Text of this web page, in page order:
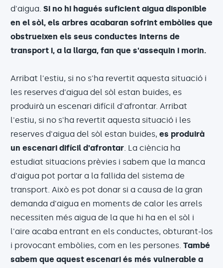
d'aigua. Si no hi hagués suficient aigua disponible
en el sòl, els arbres acabaran sofrint embòlies que
obstrueixen els seus conductes interns de
transport i, a la llarga, fan que s'assequin i morin.
Arribat l'estiu, si no s'ha revertit aquesta situació i
les reserves d'aigua del sòl estan buides, es
produirà un escenari difícil d'afrontar. Arribat
l'estiu, si no s'ha revertit aquesta situació i les
reserves d'aigua del sòl estan buides, es produirà
un escenari difícil d'afrontar. La ciència ha
estudiat situacions prèvies i sabem que la manca
d'aigua pot portar a la fallida del sistema de
transport. Això es pot donar si a causa de la gran
demanda d'aigua en moments de calor les arrels
necessiten més aigua de la que hi ha en el sòl i
l'aire acaba entrant en els conductes, obturant-los
i provocant embòlies, com en les persones. També
sabem que aquest escenari és més vulnerable a